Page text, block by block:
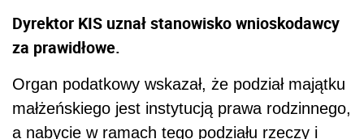
Dyrektor KIS uznał stanowisko wnioskodawcy
za prawidłowe.
Organ podatkowy wskazał, że podział majątku
małżeńskiego jest instytucją prawa rodzinnego,
a nabycie w ramach tego podziału rzeczy i